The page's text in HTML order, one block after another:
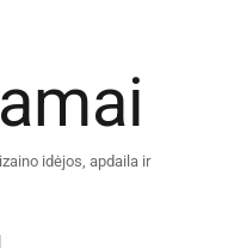
idėjos, apdaila ir